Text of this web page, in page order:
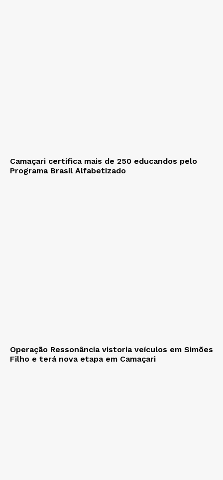
Camaçari certifica mais de 250 educandos pelo
Programa Brasil Alfabetizado
Operação Ressonância vistoria veículos em Simões
Filho e terá nova etapa em Camaçari